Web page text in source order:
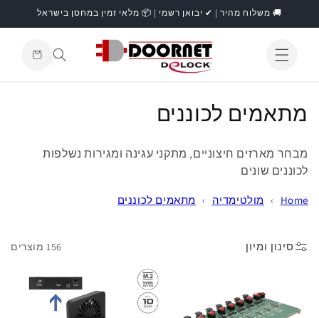
דילוג🚚 משלוח מהיר | ✔ יבואן רשמי | 📦 מלאי זמין במחסן בישראל
התחברות
קניות
ק
ל
ק
י
מתאמים לכוננים
מבחר מארזים חיצוניים, מתקני עגינה ומגירות נשלפות
לכוננים שונים
Home
› מולטימדיה › מתאמים לכוננים
סינון ומיון 156 מוצרים